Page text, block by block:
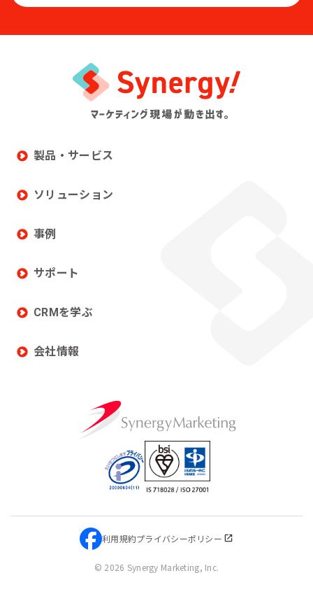
製品・サービス
ソリューション
事例
サポート
CRMを学ぶ
会社情報
利用規約プライバシーポリシー
© 2026 Synergy Marketing, Inc.